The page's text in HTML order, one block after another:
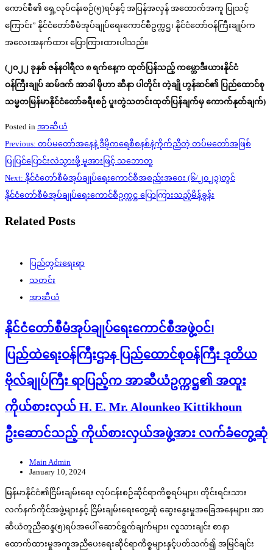
ကောင်စီ၏ ရှေ့လုပ်ငန်းစဉ်(၅)ရပ်နှင့် အပြန်အလှန် အထောက်အကူ ပြုသင့်
ကြောင်း” နိုင်ငံတော်စီမံအုပ်ချုပ်ရေးကောင်စီဥက္ကဋ္ဌ၊ နိုင်ငံတော်ဝန်ကြီးချုပ်က
အလေးအနက်ထား ပြောကြားထားပါသည်။
(၂၀၂၂ ခုနှစ် ဇန်နဝါရီလ ၈ ရက်နေ့က ထုတ်ပြန်သည့် ကမ္ဘောဒီးယားနိုင်ငံ
ဝန်ကြီးချုပ် ဆမ်ဒက် အာခါ မိုဟာ ဆီနာ ပါတိုင်း တဲ့ချို ဟွန်ဆင်၏ ပြည်ထောင်စု
သမ္မတမြန်မာနိုင်ငံတော်ခရီးစဉ် ပူးတွဲသတင်းထုတ်ပြန်ချက်မှ ကောက်နုတ်ချက်)
Posted in အာဆီယံ
Post
navigation
Previous: တပ်မတော်အနေနဲ့ ဒီမိုကရေစီစနစ်နဲ့ကိုက်ညီတဲ့ တပ်မတော်အဖြစ်
ပြုပြင်ပြောင်းလဲသွားဖို့ မူအားဖြင့် သဘောတူ
Next: နိုင်ငံတော်စီမံအုပ်ချုပ်ရေးကောင်စီအစည်းအဝေး (၆/၂၀၂၃)တွင်
နိုင်ငံတော်စီမံအုပ်ချုပ်ရေးကောင်စီဥက္ကဋ္ဌ ပြောကြားသည့်မိန့်ခွန်း
Related Posts
ပြည်တွင်းရေးရာ
သတင်း
အာဆီယံ
နိုင်ငံတော်စီမံအုပ်ချုပ်ရေးကောင်စီအဖွဲ့ဝင်၊
ပြည်ထဲရေးဝန်ကြီးဌာန ပြည်ထောင်စုဝန်ကြီး ဒုတိယ
ဗိုလ်ချုပ်ကြီး ရာပြည့်က အာဆီယံဥက္ကဋ္ဌ၏ အထူး
ကိုယ်စားလှယ် H. E. Mr. Alounkeo Kittikhoun
ဦးဆောင်သည့် ကိုယ်စားလှယ်အဖွဲ့အား လက်ခံတွေ့ဆုံ
Main Admin
January 10, 2024
မြန်မာနိုင်ငံ၏ငြိမ်းချမ်းရေး လုပ်ငန်းစဉ်ဆိုင်ရာကိစ္စရပ်များ၊ တိုင်းရင်းသား
လက်နက်ကိုင်အဖွဲ့များနှင့် ငြိမ်းချမ်းရေးတွေ့ဆုံ ဆွေးနွေးမှုအခြေအနေများ၊ အာ
ဆီယံတူညီဆန္ဒ(၅)ရပ်အပေါ် ဆောင်ရွက်ချက်များ၊ လူသားချင်း စာနာ
ထောက်ထားမှုအကူအညီပေးရေးဆိုင်ရာကိစ္စများနှင့်ပတ်သက်၍ အမြင်ချင်း